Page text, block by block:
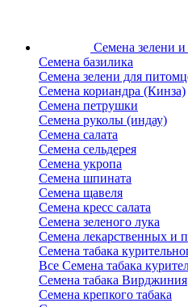
Семена зелени и
Семена базилика
Семена зелени для
Семена кориандра (Кинза)
Семена петрушки
Семена руколы (индау)
Семена салата
Семена сельдерея
Семена укропа
Семена шпината
Семена щавеля
Семена кресс салата
Семена зеленого лука
Семена лекарственных и
Семена табака
Все Семена табака
Семена табака Вирджиния
Семена крепкого табака